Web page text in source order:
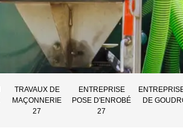
TRAVAUX DE
MAÇONNERIE
27
ENTREPRISE
POSE D'ENROBÉ
27
DE